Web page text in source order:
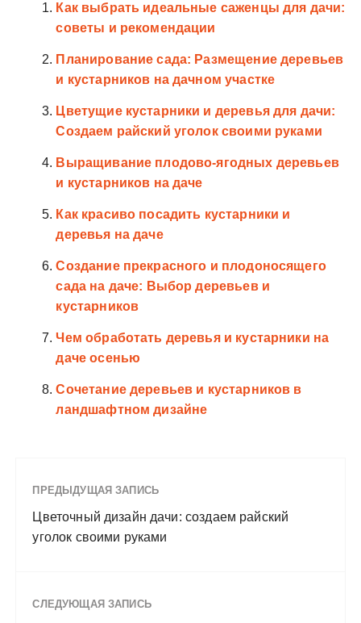
Как выбрать идеальные саженцы для дачи:
советы и рекомендации
Планирование сада: Размещение деревьев
и кустарников на дачном участке
Цветущие кустарники и деревья для дачи:
Создаем райский уголок своими руками
Выращивание плодово-ягодных деревьев
и кустарников на даче
Как красиво посадить кустарники и
деревья на даче
Создание прекрасного и плодоносящего
сада на даче: Выбор деревьев и
кустарников
Чем обработать деревья и кустарники на
даче осенью
Сочетание деревьев и кустарников в
ландшафтном дизайне
ПРЕДЫДУЩАЯ ЗАПИСЬ
Цветочный дизайн дачи: создаем райский
уголок своими руками
СЛЕДУЮЩАЯ ЗАПИСЬ